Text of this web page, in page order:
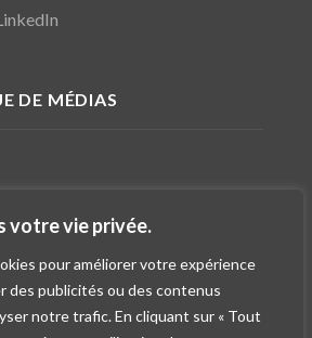
votre vie privée.
pour améliorer votre expérience
des publicités ou des contenus
notre trafic. En cliquant sur « Tout
DE MÉDIAS